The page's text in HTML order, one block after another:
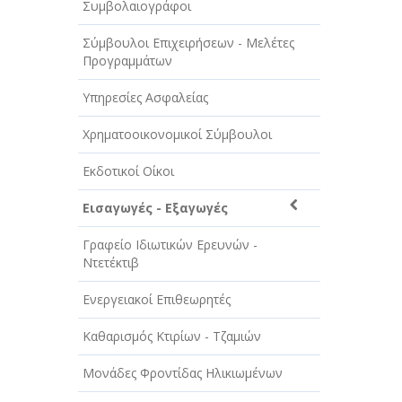
ΤΕΧΝΟΛΟΓΙΑ
ΥΓΕΙΑ - ΙΑΤΡΟΙ
ΦΑΓΗΤΟ
Συμβολαιογράφοι
Σύμβουλοι Επιχειρήσεων - Μελέτες
Προγραμμάτων
Υπηρεσίες Ασφαλείας
Χρηματοοικονομικοί Σύμβουλοι
Εκδοτικοί Οίκοι
Εισαγωγές - Εξαγωγές
Γραφείο Ιδιωτικών Ερευνών -
Ντετέκτιβ
Ενεργειακοί Επιθεωρητές
Καθαρισμός Κτιρίων - Τζαμιών
Μονάδες Φροντίδας Ηλικιωμένων